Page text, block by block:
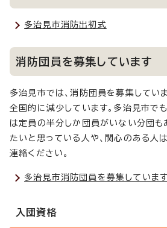
多治見市消防出初式
消防団員を募集しています
多治見市では、消防団員を募集してい
全国的に減少しています。多治見市で
は定員の半分しか団員がいない分団も
たいと思っている人や、関心のある人
連絡ください。
多治見市消防団員を募集しています
入団資格